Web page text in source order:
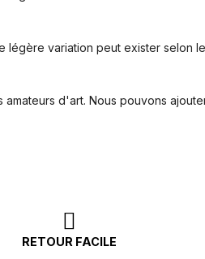
légère variation peut exister selon
d'art. Nous pouvons
RETOUR FACILE